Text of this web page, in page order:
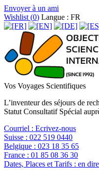
Envoyer à un ami
Wishlist (0) Langue : FR
Vos Voyages Scientifiques
L’inventeur des séjours de
Statut Consultatif Spécial
Courriel : Ecrivez-nous
Suisse : 022 519 0440
Belgique : 023 18 35 65
France : 01 85 08 36 30
Dates, Places et Tarifs : en